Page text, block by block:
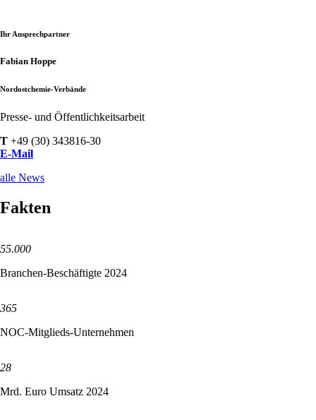
Ihr Ansprechpartner
Fabian Hoppe
Nordostchemie-Verbände
Presse- und Öffentlichkeitsarbeit
T +49 (30) 343816-30
E-Mail
alle News
Fakten
55.000
Branchen-Beschäftigte 2024
365
NOC-Mitglieds-Unternehmen
28
Mrd. Euro Umsatz 2024